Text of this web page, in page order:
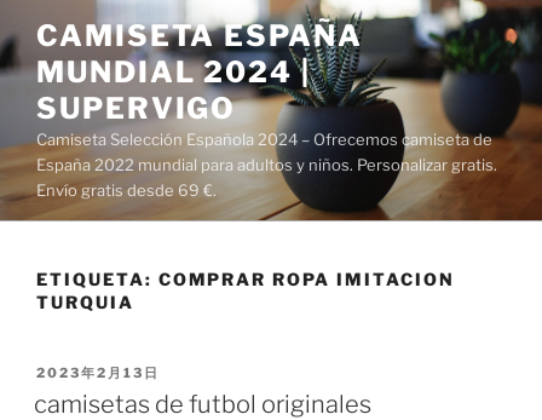
al
contenido
CAMISETA ESPAÑA
MUNDIAL 2024 |
SUPERVIGO
Camiseta Selección Española 2024 – Ofrecemos camiseta de
España 2022 mundial para adultos y niños. Personalizar gratis.
Envío gratis desde 69 €.
ETIQUETA: COMPRAR ROPA IMITACION
TURQUIA
PUBLICADO
2023年2月13日
camisetas de futbol originales